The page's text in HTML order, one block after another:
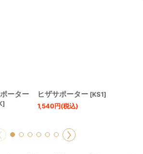
ーター
]
ヒザサポーター [KS1]
1,540円(税込)